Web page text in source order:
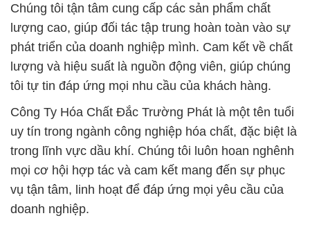
Chúng tôi tận tâm cung cấp các sản phẩm chất
lượng cao, giúp đối tác tập trung hoàn toàn vào sự
phát triển của doanh nghiệp mình. Cam kết về chất
lượng và hiệu suất là nguồn động viên, giúp chúng
tôi tự tin đáp ứng mọi nhu cầu của khách hàng.
Công Ty Hóa Chất Đắc Trường Phát là một tên tuổi
uy tín trong ngành công nghiệp hóa chất, đặc biệt là
trong lĩnh vực dầu khí. Chúng tôi luôn hoan nghênh
mọi cơ hội hợp tác và cam kết mang đến sự phục
vụ tận tâm, linh hoạt để đáp ứng mọi yêu cầu của
doanh nghiệp.